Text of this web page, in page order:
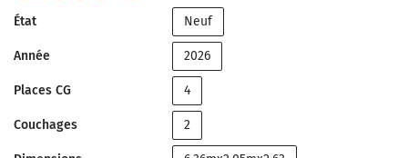
État Neuf
Année 2026
Places CG 4
Couchages 2